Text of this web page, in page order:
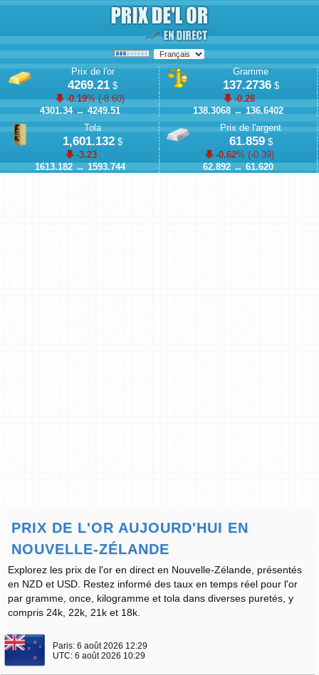
Prix de l'or
4269.21 $
-0.19% (-8.60)
4301.34↔4249.51
Gramme
137.2736$
-0.28
138.3068↔136.6402
Tola
1,601.132 $
-3.23
1613.182 ↔ 1593.744
Prix de l'argent
61.859$
-0.62% (-0.39)
62.892 ↔ 61.620
PRIX DE L'OR AUJOURD'HUI EN
NOUVELLE-ZÉLANDE
Explorez les prix de l'or en direct en Nouvelle-Zélande, présentés
en NZD et USD. Restez informé des taux en temps réel pour l'or
par gramme, once, kilogramme et tola dans diverses puretés, y
compris 24k, 22k, 21k et 18k.
Paris: 6 août 2026 12:29
UTC: 6 août 2026 10:29